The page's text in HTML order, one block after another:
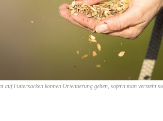
auf Futtersäcken können Orientierung geben, sofern man versteht